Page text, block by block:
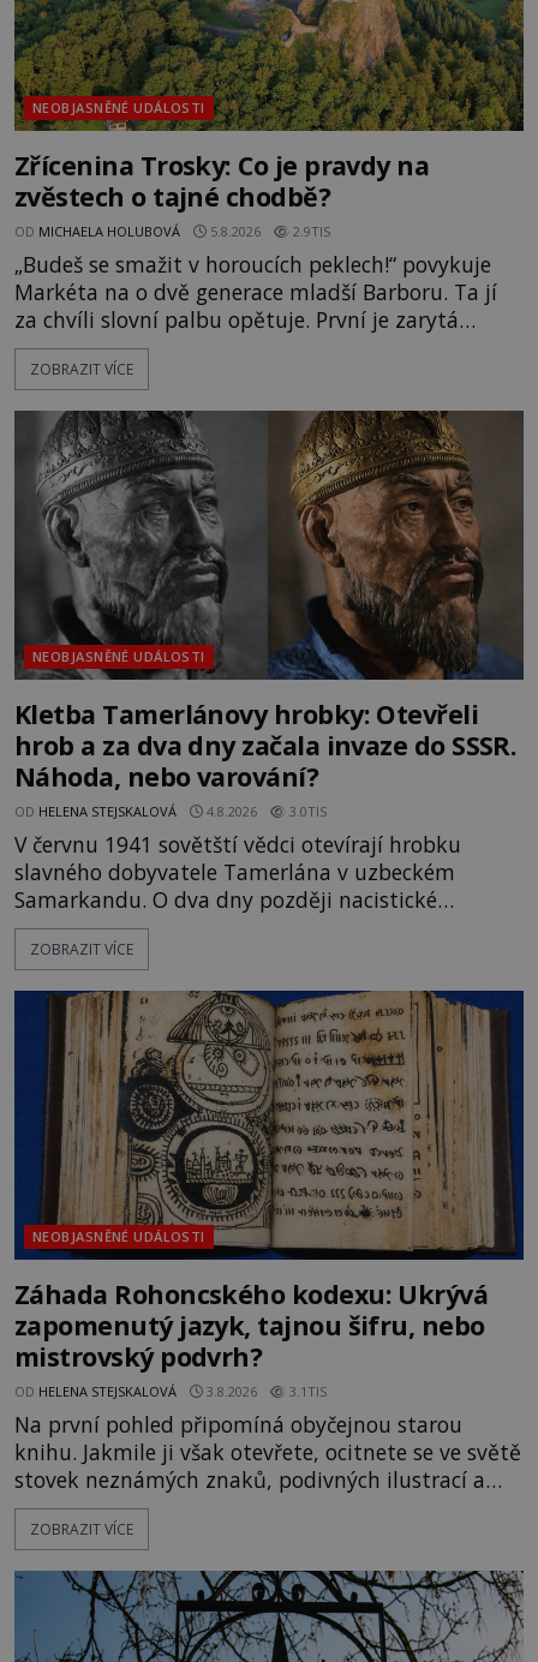
NEOBJASNĚNÉ UDÁLOSTI
Zřícenina Trosky: Co je pravdy na
zvěstech o tajné chodbě?
OD MICHAELA HOLUBOVÁ 5.8.2026 2.9TIS
„Budeš se smažit v horoucích peklech!“ povykuje
Markéta na o dvě generace mladší Barboru. Ta jí
za chvíli slovní palbu opětuje. První je zarytá
katolička, druhá přesvědčená kališnice. A každá z
nich se usídlí na jedné z věží slavného hradu
mezi vůdce protihusitského boje. Za manželku má
skutečně jistou
ZOBRAZIT VÍCE
NEOBJASNĚNÉ UDÁLOSTI
Kletba Tamerlánovy hrobky: Otevřeli
hrob a za dva dny začala invaze do SSSR.
Náhoda, nebo varování?
OD HELENA STEJSKALOVÁ 4.8.2026 3.0TIS
V červnu 1941 sovětští vědci otevírají hrobku
slavného dobyvatele Tamerlána v uzbeckém
Samarkandu. O dva dny později nacistické
Německo zahajuje operaci Barbarossa a napadá
Sovětský svaz. Shoda dat je natolik zarážející, že se
na legendě něco pravdy, nebo jde jen o fascinující
souhru okolností? Když antropolog Michail
Gerasimov (1907-1970) a
ZOBRAZIT VÍCE
NEOBJASNĚNÉ UDÁLOSTI
Záhada Rohoncského kodexu: Ukrývá
zapomenutý jazyk, tajnou šifru, nebo
mistrovský podvrh?
OD HELENA STEJSKALOVÁ 3.8.2026 3.1TIS
Na první pohled připomíná obyčejnou starou
knihu. Jakmile ji však otevřete, ocitnete se ve světě
stovek neznámých znaků, podivných ilustrací a
textu, který už téměř dvě století vzdoruje všem
pokusům o rozluštění. Rohoncský kodex patří mezi
jistotou neví, kdo jej napsal, kdy vznikl ani co
vlastně vypráví. Rohoncský kodex se poprvé
objevuje v roce
ZOBRAZIT VÍCE